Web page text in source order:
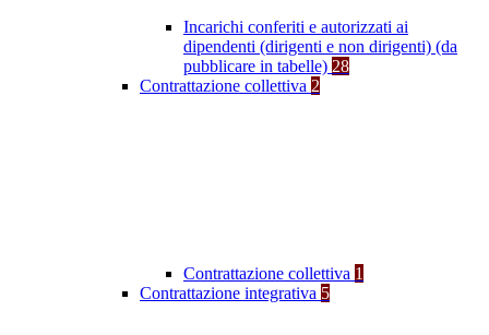
Incarichi conferiti e autorizzati ai
dipendenti (dirigenti e non dirigenti) (da
pubblicare in tabelle) 28
Contrattazione collettiva 2
Contrattazione collettiva 1
Contrattazione integrativa 5